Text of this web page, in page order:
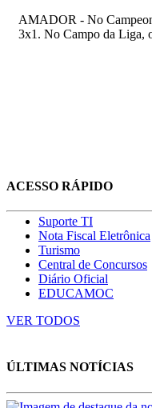
AMADOR - No
3x1. No Campo da Liga,
ACESSO RÁPIDO
Suporte TI
Nota Fiscal Eletrônica
Turismo
Central de Concursos
Diário Oficial
EDUCAMOC
VER TODOS
ÚLTIMAS NOTÍCIAS